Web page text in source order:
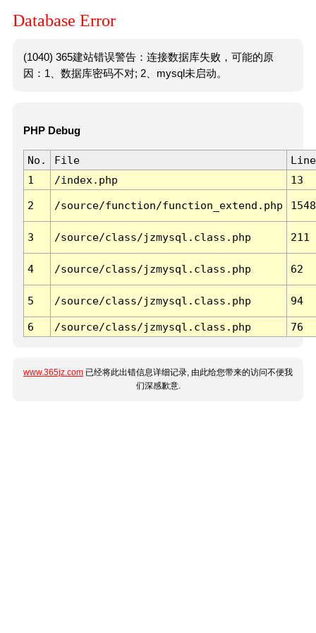
Database Error
(1040) 365建站错误警告：连接数据库失败，可能的原
因：1、数据库密码不对; 2、mysql未启动。
PHP Debug
No. File
Line
1
/index.php 13
2 /source/function/function_extend.php 1548
3 /source/class/jzmysql.class.php 211
4 /source/class/jzmysql.class.php 62
5 /source/class/jzmysql.class.php 94
6 /source/class/jzmysql.class.php 76
www.365jz.com 已经将此出错信息详细记录, 由此给您带来的访问不便我
们深感歉意.